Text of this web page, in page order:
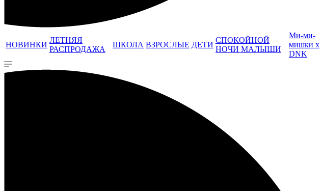
НОВИНКИ
ЛЕТНЯЯ
РАСПРОДАЖА
ШКОЛА ВЗРОСЛЫЕ ДЕТИ
СПОКОЙНОЙ
НОЧИ МАЛЫШИ
Ми-ми-
мишки x
DNK